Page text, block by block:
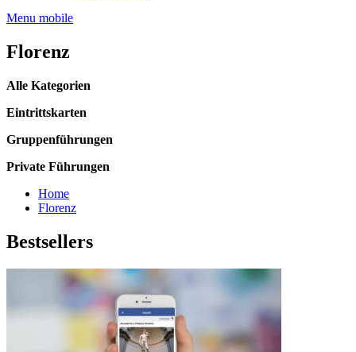
Menu mobile
Florenz
Alle Kategorien
Eintrittskarten
Gruppenführungen
Private Führungen
Home
Florenz
Bestsellers